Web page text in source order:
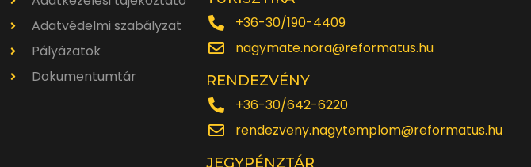
Adatvédelmi szabályzat
Pályázatok
Dokumentumtár
+36-30/190-4409
nagymate.nora@reformatus.hu
RENDEZVÉNY
+36-30/642-6220
rendezveny.nagytemplom@reformatus.hu
JEGYPÉNZTÁR